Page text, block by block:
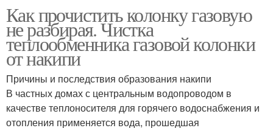
Как прочистить колонку газовую
не разбирая. Чистка
теплообменника газовой колонки
от накипи
Причины и последствия образования накипи
В частных домах с центральным водопроводом в
качестве теплоносителя для горячего водоснабжения и
отопления применяется вода, прошедшая